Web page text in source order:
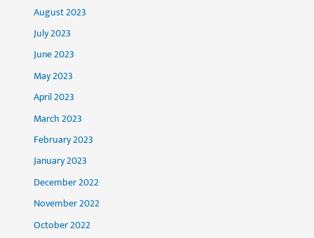
August 2023
July 2023
June 2023
May 2023
April 2023
March 2023
February 2023
January 2023
December 2022
November 2022
October 2022